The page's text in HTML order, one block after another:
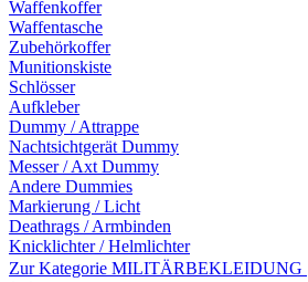
Waffenkoffer
Waffentasche
Zubehörkoffer
Munitionskiste
Schlösser
Aufkleber
Dummy / Attrappe
Nachtsichtgerät Dummy
Messer / Axt Dummy
Andere Dummies
Markierung / Licht
Deathrags / Armbinden
Knicklichter / Helmlichter
Zur Kategorie MILITÄRBEKLEIDUNG